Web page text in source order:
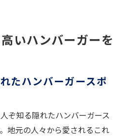
、地元の食材とは
ンバーガー巡りの楽しさ
の味わい井田川駅周辺のハ
じるハンバーガーの魅力
秘密、こだわりの調理法
いハンバーガーを
たハンバーガースポ
ぞ知る隠れたハンバーガース
地元の人々から愛されるこれ